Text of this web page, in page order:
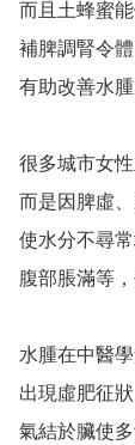
而且土蜂蜜能
補脾調腎令
有助改善水腫
很多城市女
而是因脾虛
使水分不尋
腹部脹滿等
水腫在中醫
出現虛肥征
氣結於臟使多